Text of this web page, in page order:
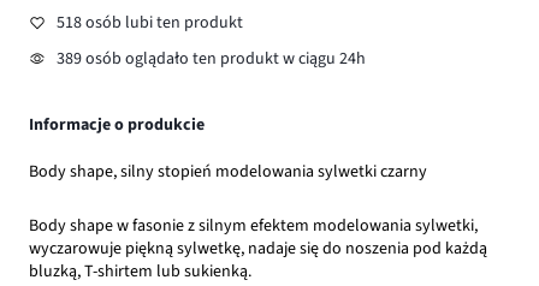
518 osób lubi ten produkt
389 osób oglądało ten produkt w ciągu 24h
Informacje o produkcie
Body shape, silny stopień modelowania sylwetki czarny
Body shape w fasonie z silnym efektem modelowania sylwetki,
wyczarowuje piękną sylwetkę, nadaje się do noszenia pod każdą
bluzką, T-shirtem lub sukienką.